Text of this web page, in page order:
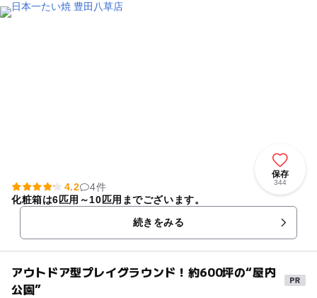
保存
344
4.2
4件
化粧箱は6匹用～10匹用までございます。
続きをみる
アウトドア型プレイグラウンド！約600坪の“屋内
公園”